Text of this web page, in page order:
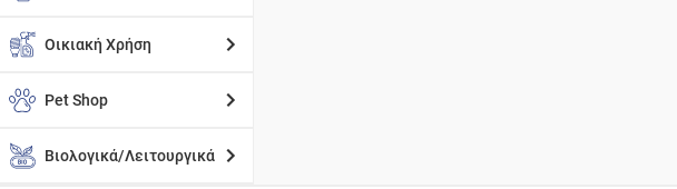
Οικιακή Χρήση
Pet Shop
Βιολογικά/Λειτουργικά